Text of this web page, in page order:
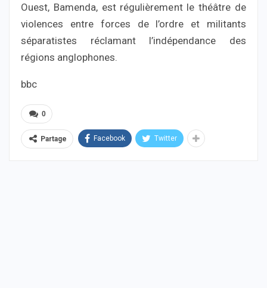
Ouest, Bamenda, est régulièrement le théâtre de
violences entre forces de l’ordre et militants
séparatistes réclamant l’indépendance des
régions anglophones.
bbc
0
Partage Facebook Twitter